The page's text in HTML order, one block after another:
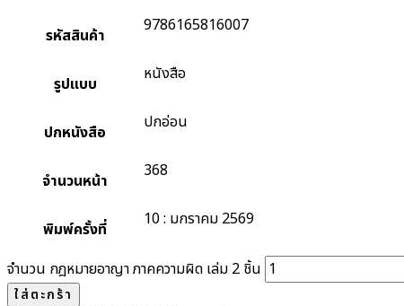
รหัสสินค้า 9786165816007
รูปแบบ หนังสือ
ปกหนังสือ ปกอ่อน
จำนวนหน้า 368
พิมพ์ครั้งที่ 10 : มกราคม 2569
จำนวน กฎหมายอาญา ภาคความผิด เล่ม 2 ชิ้น
ใส่ตะกร้า